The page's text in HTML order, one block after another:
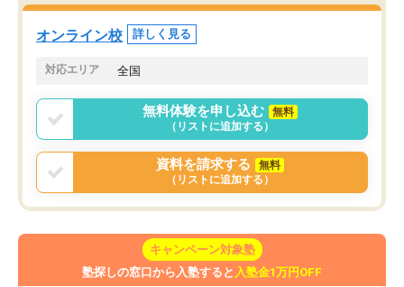
には特におすすめしたい塾です。
オンライン校 詳しく見る
対応エリア 全国
無料体験を申し込む
無料
（リストに追加する）
資料を請求する
無料
（リストに追加する）
キャンペーン対象塾
塾探しの窓口から入塾すると 入塾金1万円OFF